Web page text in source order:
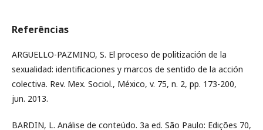
Referências
ARGUELLO-PAZMINO, S. El proceso de politización de la
sexualidad: identificaciones y marcos de sentido de la acción
colectiva. Rev. Mex. Sociol., México, v. 75, n. 2, pp. 173-200,
jun. 2013.
BARDIN, L. Análise de conteúdo. 3a ed. São Paulo: Edições 70,